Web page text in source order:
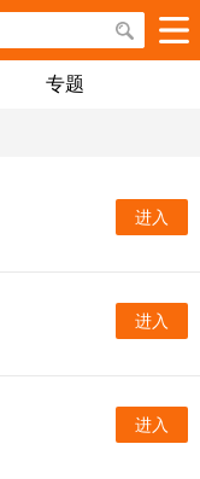
专题
进入
进入
进入